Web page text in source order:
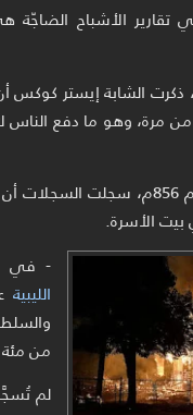
الأشباح
حادثة أمهرست (كندا 1878)، ذكرت
مرة، وهو ما دفع الناس
- في أول حادثة موثقة بألمانيا
بيت الأسرة.
- في فبراير
الليبية
من
لم